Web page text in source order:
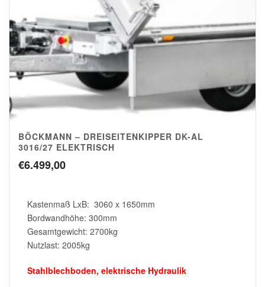
BÖCKMANN – DREISEITENKIPPER DK-AL
3016/27 ELEKTRISCH
€6.499,00
Kastenmaß LxB: 3060 x 1650mm
Bordwandhöhe: 300mm
Gesamtgewicht: 2700kg
Nutzlast: 2005kg
Stahlblechboden, elektrische Hydraulik